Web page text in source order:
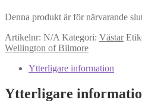
Denna produkt är för närvarande
Artikelnr: N/A Kategori: Västar
Wellington of Bilmore
Ytterligare information
Ytterligare